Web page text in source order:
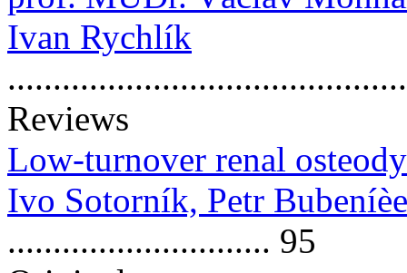
Ivan Rychlík
Reviews
Low-turnover renal
Ivo Sotorník, Petr
............................. 95